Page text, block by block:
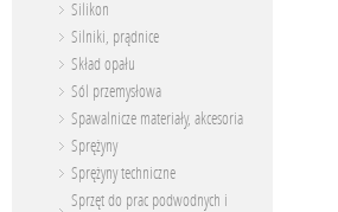
Silikon
Silniki, prądnice
Skład opału
Sól przemysłowa
Spawalnicze materiały, akcesoria
Sprężyny
Sprężyny techniczne
Sprzęt do prac podwodnych i